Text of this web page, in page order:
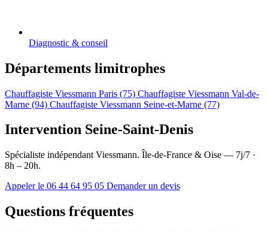
Diagnostic & conseil
Départements limitrophes
Chauffagiste Viessmann Paris (75) Chauffagiste Viessmann Val-de-
Marne (94) Chauffagiste Viessmann Seine-et-Marne (77)
Intervention Seine-Saint-Denis
Spécialiste indépendant Viessmann. Île-de-France & Oise — 7j/7 ·
8h – 20h.
Appeler le 06 44 64 95 05 Demander un devis
Questions fréquentes